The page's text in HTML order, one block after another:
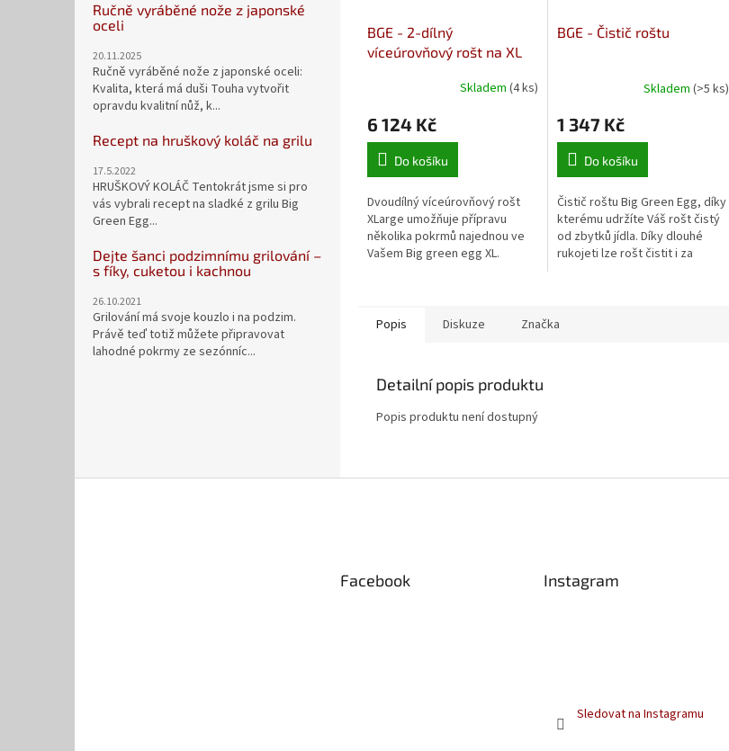
Ručně vyráběné nože z japonské
oceli
20.11.2025
Ručně vyráběné nože z japonské oceli:
Kvalita, která má duši Touha vytvořit
opravdu kvalitní nůž, k...
Recept na hruškový koláč na grilu
17.5.2022
HRUŠKOVÝ KOLÁČ Tentokrát jsme si pro
vás vybrali recept na sladké z grilu Big
Green Egg...
Dejte šanci podzimnímu grilování –
s fíky, cuketou i kachnou
26.10.2021
Grilování má svoje kouzlo i na podzim.
Právě teď totiž můžete připravovat
lahodné pokrmy ze sezónníc...
BGE - 2-dílný
víceúrovňový rošt na XL
Skladem (4 ks)
6 124 Kč
Do košíku
Dvoudílný víceúrovňový rošt
XLarge umožňuje přípravu
několika pokrmů najednou ve
Vašem Big green egg XL.
BGE - Čistič roštu
Skladem (>5 ks)
1 347 Kč
Do košíku
Čistič roštu Big Green Egg, díky
kterému udržíte Váš rošt čistý
od zbytků jídla. Díky dlouhé
rukojeti lze rošt čistit i za
Popis Diskuze Značka
Detailní popis produktu
Popis produktu není dostupný
Facebook Instagram
Sledovat na Instagramu